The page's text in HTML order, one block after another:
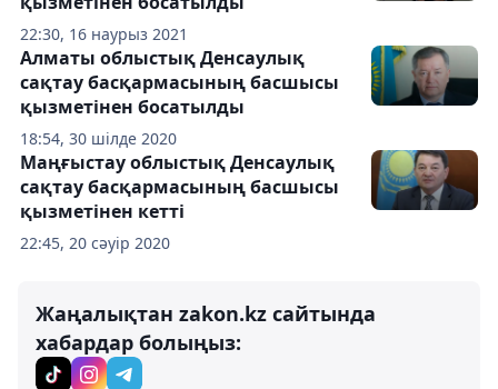
22:30, 16 наурыз 2021
18:54, 30 шілде 2020
Алматы облыстық Денсаулық
сақтау басқармасының басшысы
қызметінен босатылды
22:45, 20 сәуір 2020
Маңғыстау облыстық Денсаулық
сақтау басқармасының басшысы
қызметінен кетті
Жаңалықтан zakon.kz сайтында
хабардар болыңыз: